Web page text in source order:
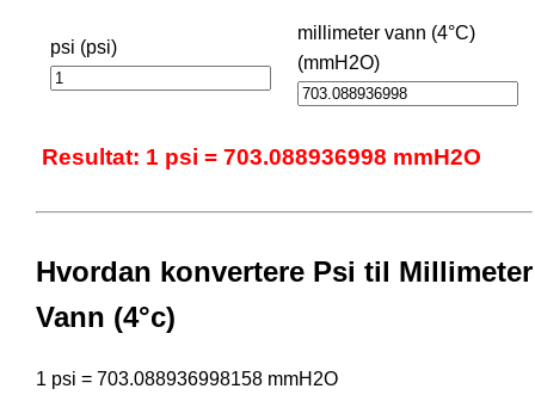
psi (psi)
millimeter vann (4°C)
(mmH2O)
Resultat: 1 psi = 703.088936998 mmH2O
Hvordan konvertere Psi til Millimeter
Vann (4°c)
1 psi = 703.088936998158 mmH2O